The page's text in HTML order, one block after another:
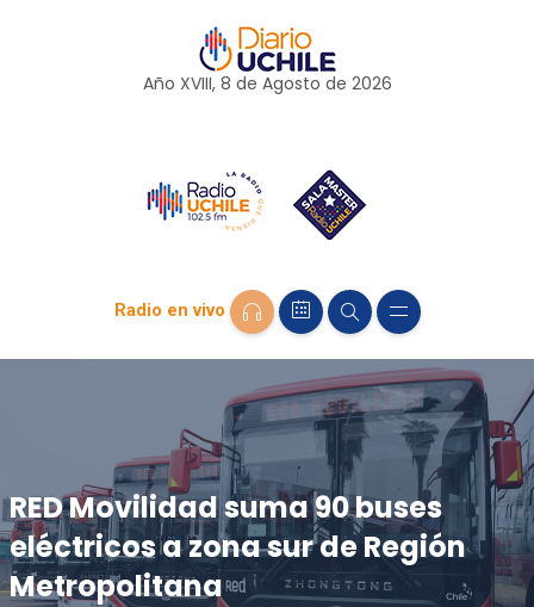
Año XVIII, 8 de Agosto de 2026
Radio en vivo
RED Movilidad suma 90 buses
eléctricos a zona sur de Región
Metropolitana